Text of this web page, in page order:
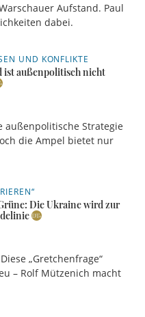
Aufstand. Paul
dabei.
UND KONFLIKTE
ist außenpolitisch nicht
außenpolitische Strategie
die Ampel bietet nur
Die Ukraine wird zur
„Gretchenfrage“
– Rolf Mützenich macht